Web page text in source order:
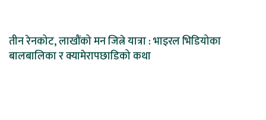
तीन रेनकोट, लाखौंको मन जित्ने यात्रा : भाइरल भिडियोका
बालबालिका र क्यामेरापछाडिको कथा